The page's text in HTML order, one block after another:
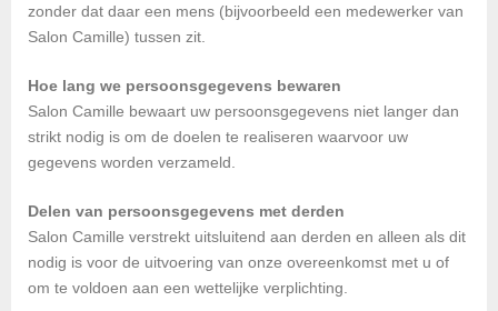
zonder dat daar een mens (bijvoorbeeld een medewerker van
Salon Camille) tussen zit.
Hoe lang we persoonsgegevens bewaren
Salon Camille bewaart uw persoonsgegevens niet langer dan
strikt nodig is om de doelen te realiseren waarvoor uw
gegevens worden verzameld.
Delen van persoonsgegevens met derden
Salon Camille verstrekt uitsluitend aan derden en alleen als dit
nodig is voor de uitvoering van onze overeenkomst met u of
om te voldoen aan een wettelijke verplichting.